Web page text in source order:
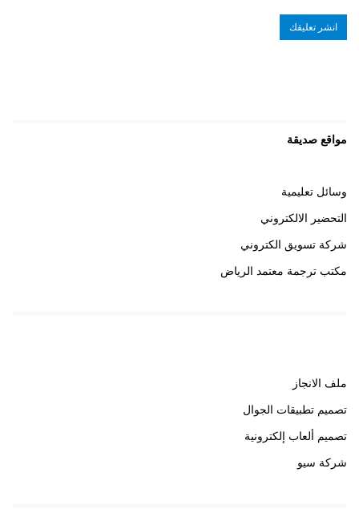
مواقع صديقة
وسائل تعليمية
التحضير الالكتروني
شركة تسويق الكتروني
مكتب ترجمة معتمد الرياض
ملف الانجاز
تصميم تطبيقات الجوال
تصميم ألعاب إلكترونية
شركة سيو